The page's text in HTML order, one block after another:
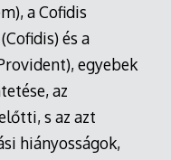
a Cofidis
és a
egyebek
az
s az azt
hiányosságok,